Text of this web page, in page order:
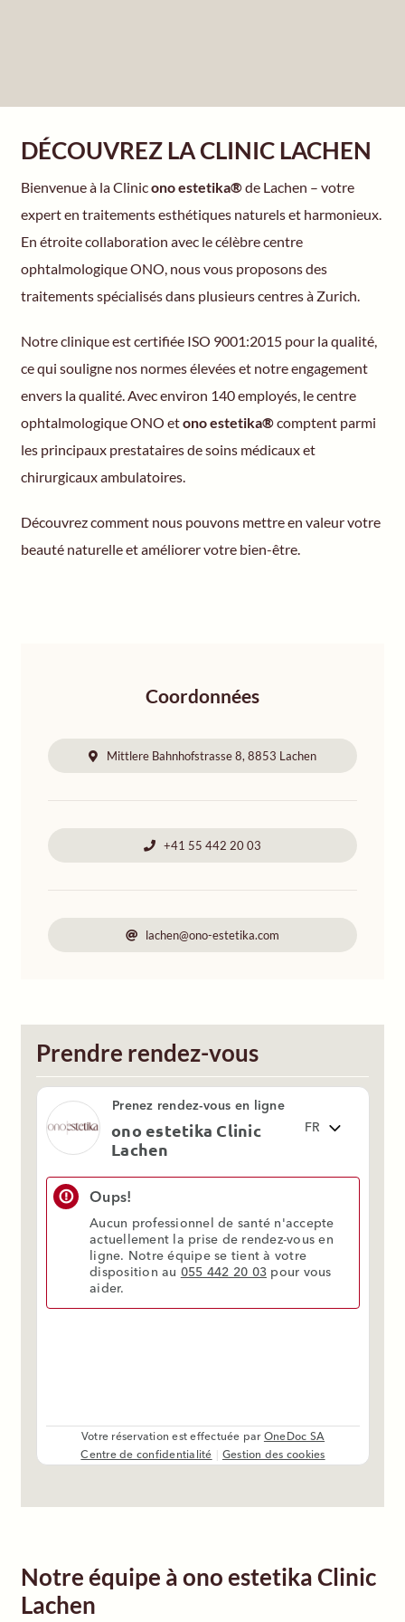
Coordonnées
Mittlere Bahnhofstrasse 8, 8853 Lachen
+41 55 442 20 03
lachen@ono-estetika.com
DÉCOUVREZ LA CLINIC LACHEN
Bienvenue à la Clinicono estetika®de Lachen – votre
expert en traitements esthétiques naturels et harmonieux.
En étroite collaboration avec le célèbre centre
ophtalmologique ONO, nous vous proposons des
traitements spécialisés dans plusieurs centres à Zurich.
Notre clinique est certifiée ISO 9001:2015 pour la qualité,
ce qui souligne nos normes élevées et notre engagement
envers la qualité. Avec environ 140 employés, le centre
ophtalmologique ONO etono estetika®comptent parmi
les principaux prestataires de soins médicaux et
chirurgicaux ambulatoires.
Découvrez comment nous pouvons mettre en valeur votre
beauté naturelle et améliorer votre bien-être.
Prendre rendez-vous
Notre équipe à ono estetika Clinic
Lachen